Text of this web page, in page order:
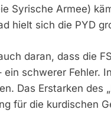
Syrische Armee)
hielt sich die PYD
daran, dass die
ein schwerer Fehler.
Das Erstarken des
für die kurdischen